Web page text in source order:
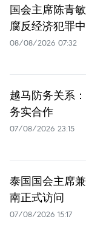
国会主席陈青
腐反经济犯罪
08/08/2026 07:32
越马防务关系
务实合作
07/08/2026 23:15
泰国国会主席
南正式访问
07/08/2026 15:17